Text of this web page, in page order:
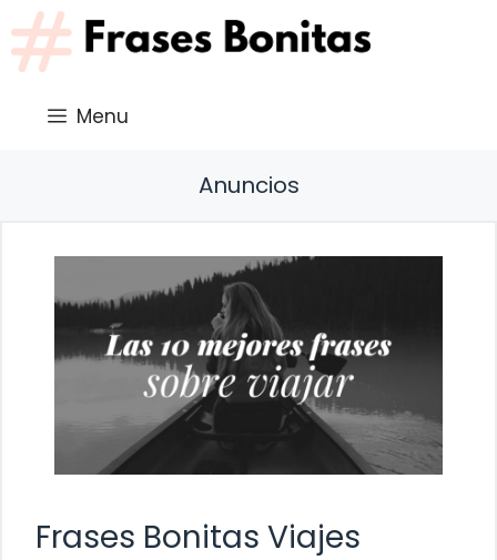
Saltar
al
contenido
Menu
Anuncios
Frases Bonitas Viajes